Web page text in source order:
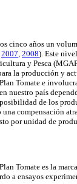
cinco años un
2007, 2008). Este
y Pesca
la producción y
Tomate e
nuestro país
de los
compensación
por unidad de
Tomate es la
a ensayos